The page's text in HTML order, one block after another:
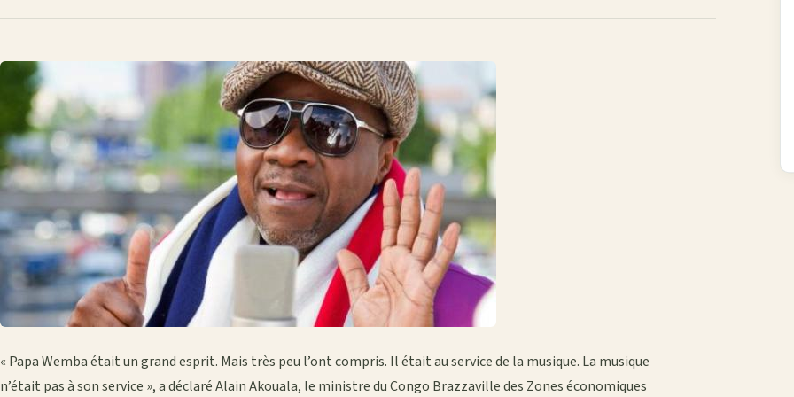
« Papa Wemba était un grand esprit. Mais très peu l’ont compris. Il était au service de la musique. La musique
n’était pas à son service », a déclaré Alain Akouala, le ministre du Congo Brazzaville des Zones économiques